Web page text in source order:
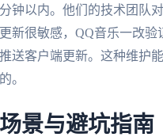
钟以内。他们的技术团队
新很敏感，QQ音乐一改验
送客户端更新。这种维护
。
景与避坑指南